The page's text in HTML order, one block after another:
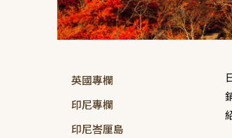
英國專欄
印尼專欄
印尼峇厘島